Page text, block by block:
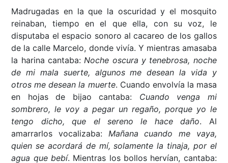
Madrugadas en la que la oscuridad y el mosquito
reinaban, tiempo en el que ella, con su voz, le
disputaba el espacio sonoro al cacareo de los gallos
de la calle Marcelo, donde vivía. Y mientras amasaba
la harina cantaba: Noche oscura y tenebrosa, noche
de mi mala suerte, algunos me desean la vida y
otros me desean la muerte. Cuando envolvía la masa
en hojas de bijao cantaba: Cuando venga mi
sombrero, le voy a pegar un regaño, porque yo le
tengo dicho, que el sereno le hace daño. Al
amarrarlos vocalizaba: Mañana cuando me vaya,
quien se acordará de mí, solamente la tinaja, por el
agua que bebí. Mientras los bollos hervían, cantaba: